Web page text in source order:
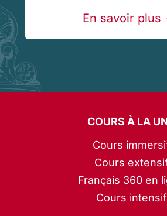
En savoir plus
COURS À LA
Cours
Cours
Français 360 en
Cours intensif